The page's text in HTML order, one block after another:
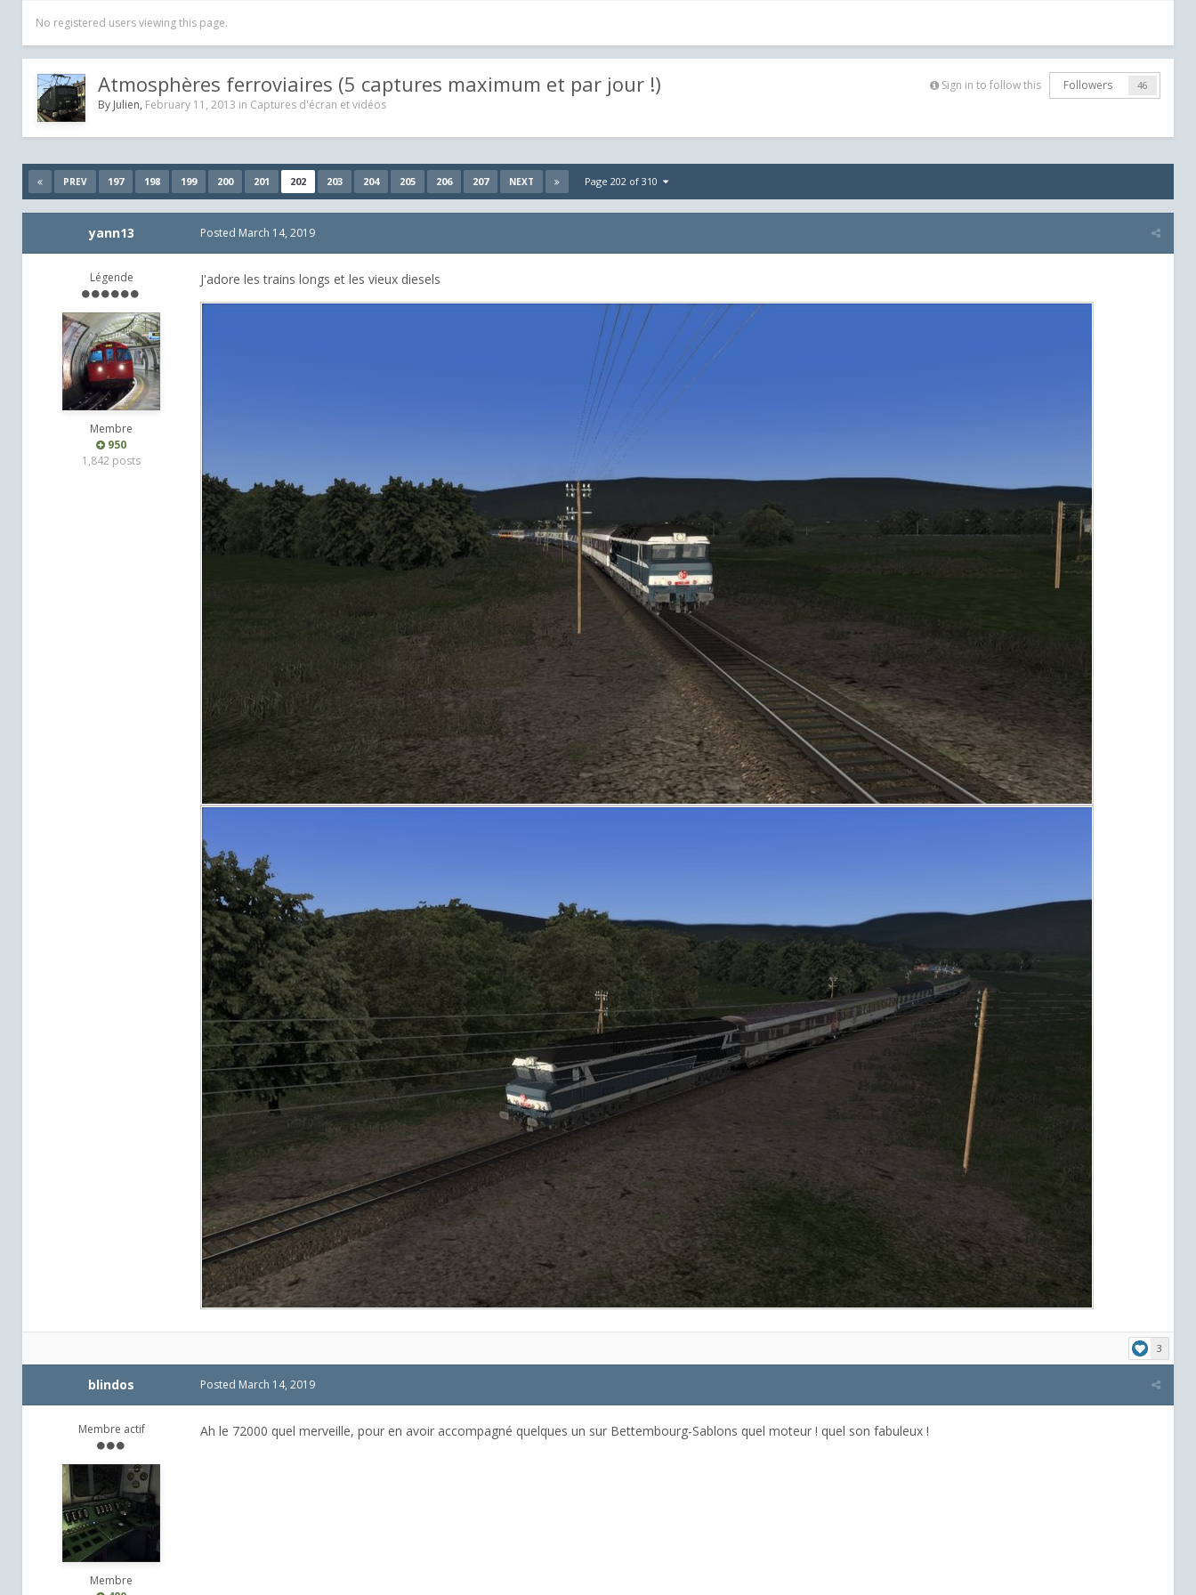
No registered users viewing this page.
Sign in to follow this Followers 46
Atmosphères ferroviaires (5 captures maximum et par jour !)
By Julien, February 11, 2013 in Captures d'écran et vidéos
PREV 197 198 199 200 201 202 203 204 205 206 207 NEXT Page 202 of 310
yann13
Légende
Membre
950
1,842 posts
Posted March 14, 2019
J'adore les trains longs et les vieux diesels
3
blindos
Membre actif
Membre
Posted March 14, 2019
Ah le 72000 quel merveille, pour en avoir accompagné quelques un sur Bettembourg-Sablons quel moteur ! quel son fabuleux !